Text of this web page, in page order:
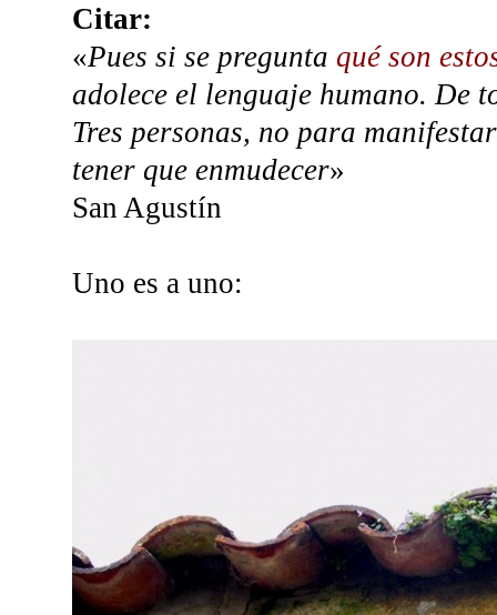
Citar:
«Pues si se pregunta qué son
adolece el lenguaje humano. De
Tres personas, no para
tener que enmudecer»
San Agustín
Uno es a uno: